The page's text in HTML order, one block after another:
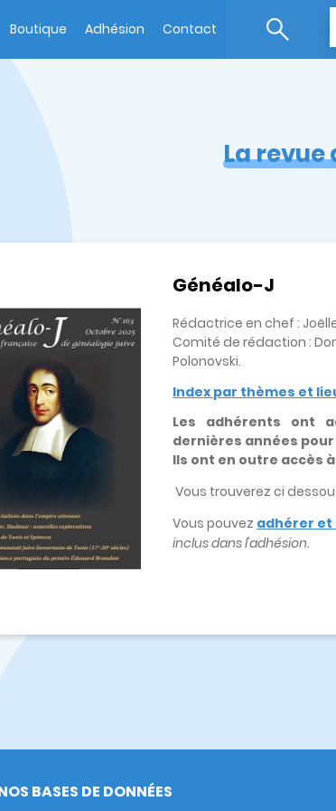
Boutique Adhésion Contact
La revue
Généalo-J
Rédactrice en chef :
Comité de rédaction :
Polonovski.
Index par thèmes et
Les adhérents ont
dernières années
Ils ont en outre accès
Vous trouverez ci
Vous pouvez adhérer et
inclus dans l'adhésion.
BASES DE DONNÉES